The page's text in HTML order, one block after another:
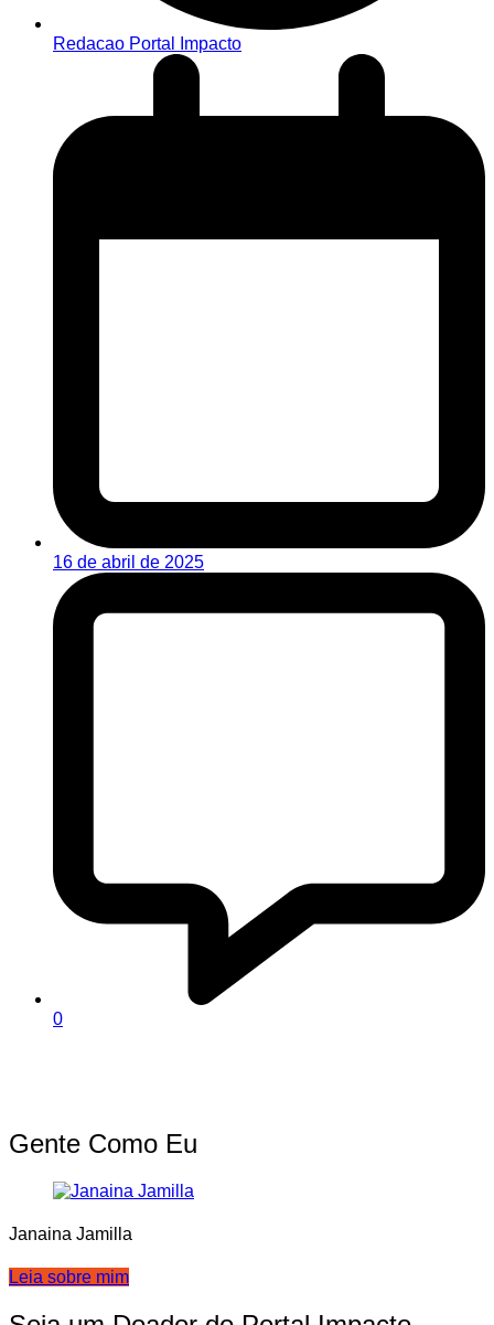
Redacao Portal Impacto
16 de abril de 2025
0
Gente Como Eu
Janaina Jamilla
Leia sobre mim